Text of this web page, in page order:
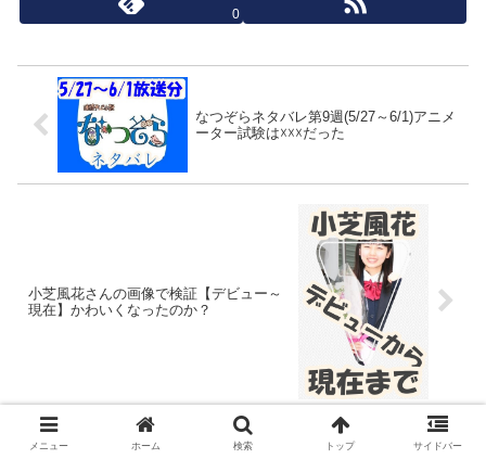
0
なつぞらネタバレ第9週(5/27～6/1)アニメ
ーター試験は☓☓☓だった
小芝風花さんの画像で検証【デビュー～
現在】かわいくなったのか？
ホーム ドラマ ラジエーションハウス
メニュー ホーム 検索 トップ サイドバー